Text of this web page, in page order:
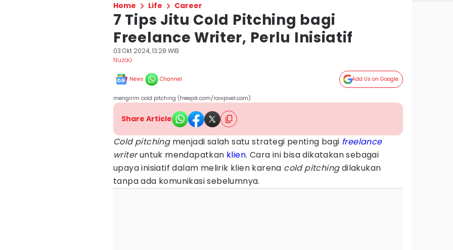
Home Life Career
7 Tips Jitu Cold Pitching bagi
Freelance Writer, Perlu Inisiatif
03 Okt 2024, 13:28 WIB
Nuzao
News Channel Add Us on Google
mengirim cold pitching (freepik.com/rawpixel.com)
Share Article
Cold pitchingmenjadi salah satu strategi penting bagi freelance
writeruntuk mendapatkan klien. Cara ini bisa dikatakan sebagai
upaya inisiatif dalam melirik klien karena cold pitchingdilakukan
tanpa ada komunikasi sebelumnya.